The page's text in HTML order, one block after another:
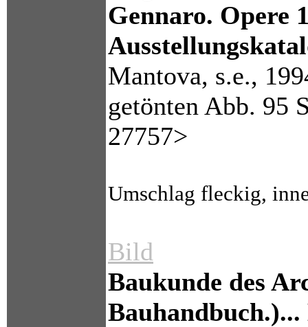
Gennaro. Opere
Mantova, s.e.,
getönten Abb. 95
27757>
Umschlag fleckig,
Bild
Baukunde des
Bauhandbuch.)...